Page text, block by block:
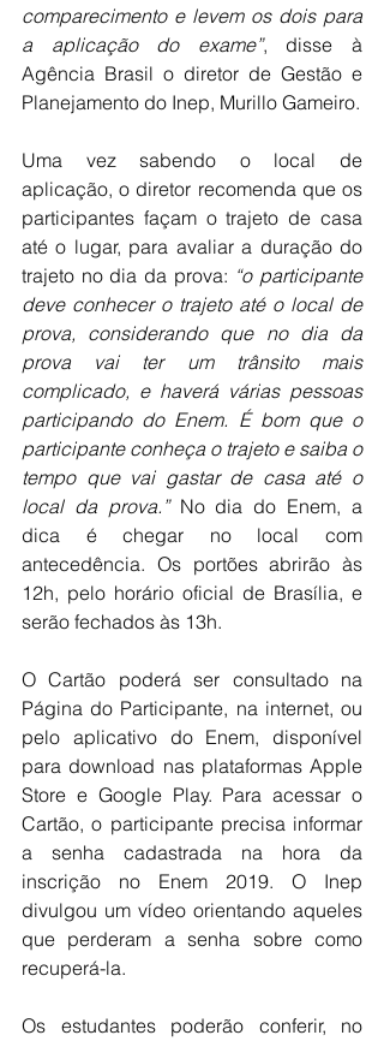
comparecimento e levem os dois para
a aplicação do exame”, disse à
Agência Brasil o diretor de Gestão e
Planejamento do Inep, Murillo Gameiro.
Uma vez sabendo o local de
aplicação, o diretor recomenda que os
participantes façam o trajeto de casa
até o lugar, para avaliar a duração do
trajeto no dia da prova: “o participante
deve conhecer o trajeto até o local de
prova, considerando que no dia da
prova vai ter um trânsito mais
complicado, e haverá várias pessoas
participando do Enem. É bom que o
participante conheça o trajeto e saiba o
tempo que vai gastar de casa até o
local da prova.” No dia do Enem, a
dica é chegar no local com
antecedência. Os portões abrirão às
12h, pelo horário oficial de Brasília, e
serão fechados às 13h.
O Cartão poderá ser consultado na
Página do Participante, na internet, ou
pelo aplicativo do Enem, disponível
para download nas plataformas Apple
Store e Google Play. Para acessar o
Cartão, o participante precisa informar
a senha cadastrada na hora da
inscrição no Enem 2019. O Inep
divulgou um vídeo orientando aqueles
que perderam a senha sobre como
recuperá-la.
Os estudantes poderão conferir, no